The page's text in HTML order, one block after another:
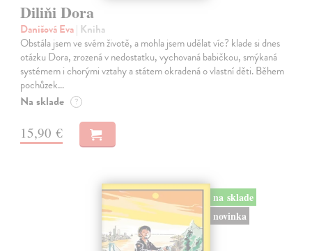
Diliňi Dora
Danišová Eva| Kniha
Obstála jsem ve svém životě, a mohla jsem udělat víc? klade si dnes
otázku Dora, zrozená v nedostatku, vychovaná babičkou, smýkaná
systémem i chorými vztahy a státem okradená o vlastní děti. Během
pochůzek…
Na sklade ?
15,90 €
na sklade
novinka